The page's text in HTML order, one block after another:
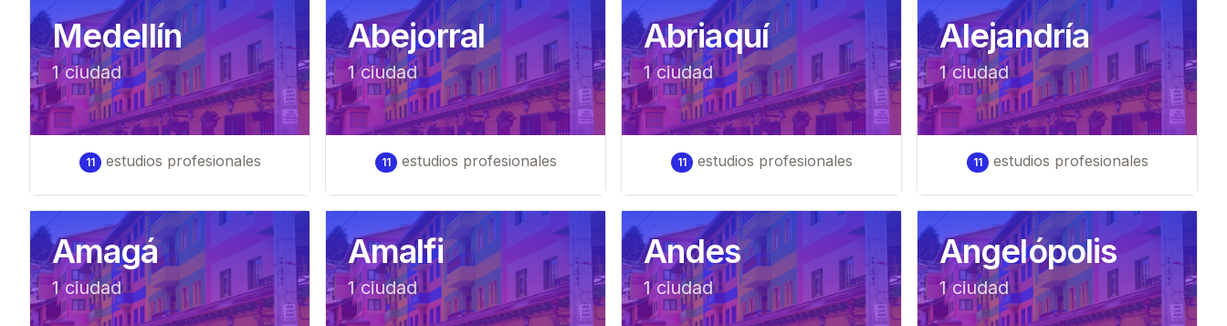
Medellín
1ciudad
11 estudios profesionales
Abejorral
1ciudad
11 estudios profesionales
Abriaquí
1ciudad
11 estudios profesionales
Alejandría
1ciudad
11 estudios profesionales
Amagá
1ciudad
Amalfi
1ciudad
Andes
1ciudad
Angelópolis
1ciudad